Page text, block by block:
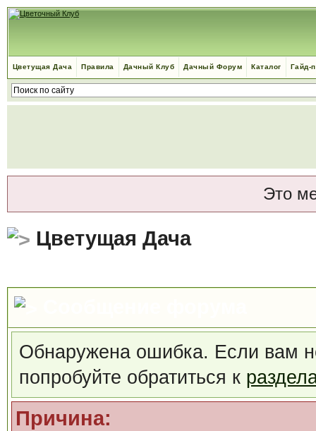
Цветущая Дача Правила Дачный Клуб Дачный Форум Каталог Гайд-
Это
Цветущая Дача
Обнаружена ошибка. Если вам
попробуйте обратиться к
Причина: